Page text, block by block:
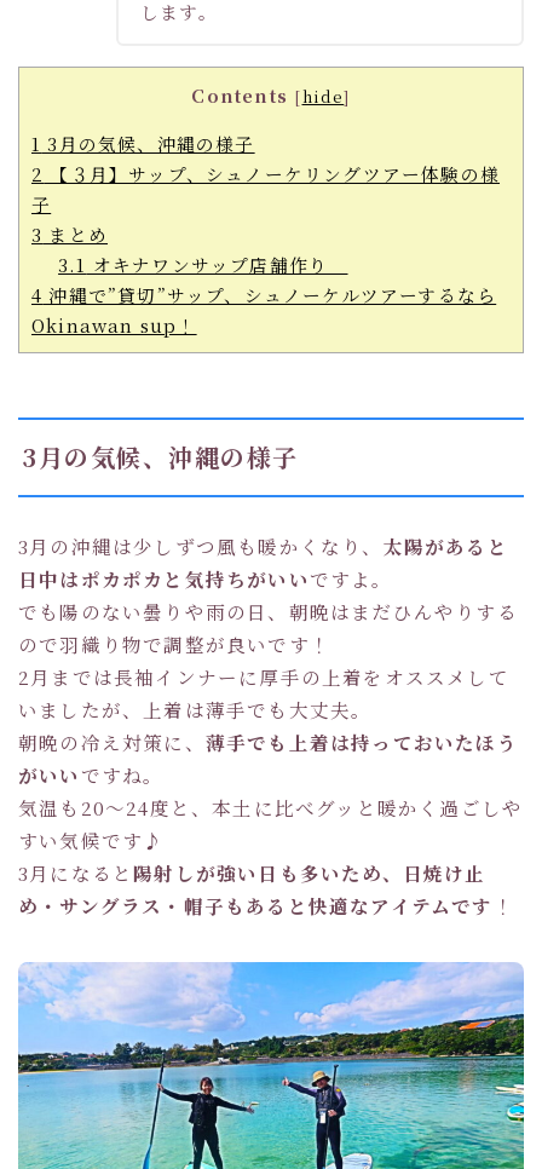
します。
Contents [hide]
1 3月の気候、沖縄の様子
2
【３月】サップ、シュノーケリングツアー体験の様
子
3 まとめ
3.1 オキナワンサップ店舗作り
4 沖縄で”貸切”サップ、シュノーケルツアーするなら
Okinawan sup！
3月の気候、沖縄の様子
3月の沖縄は少しずつ風も暖かくなり、 太陽があると
日中はポカポカと気持ちがいいですよ。
でも陽のない曇りや雨の日、朝晩はまだひんやりする
ので羽織り物で調整が良いです！
2月までは長袖インナーに厚手の上着をオススメして
いましたが、上着は薄手でも大丈夫。
朝晩の冷え対策に、 薄手でも上着は持っておいたほう
がいい ですね。
気温も20～24度と、本土に比べグッと暖かく過ごしや
すい気候です♪
3月になると陽射しが強い日も多いため、日焼け止
め・サングラス・帽子もあると快適なアイテムです ！